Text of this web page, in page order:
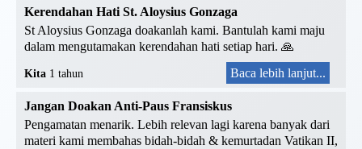
Kerendahan Hati St. Aloysius Gonzaga
St Aloysius Gonzaga doakanlah kami. Bantulah kami maju
dalam mengutamakan kerendahan hati setiap hari. 🙏
Kita 1 tahun Baca lebih lanjut...
Jangan Doakan Anti-Paus Fransiskus
Pengamatan menarik. Lebih relevan lagi karena banyak dari
materi kami membahas bidah-bidah & kemurtadan Vatikan II,